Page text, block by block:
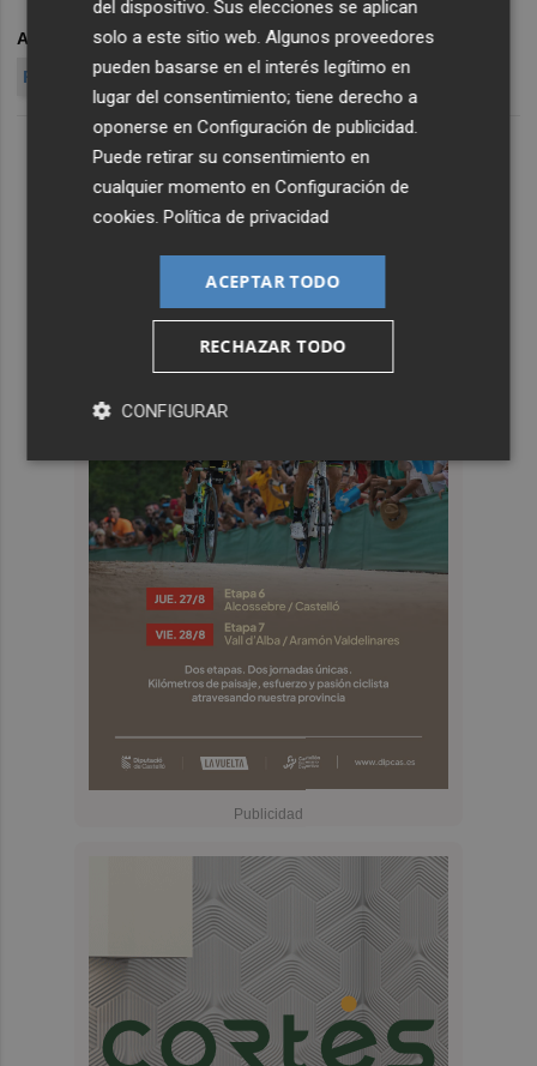
ARCHIVADO EN PSPV-PSOE
CONSORCI DE BOMBERS
PRESSUPOSTOS
del dispositivo. Sus elecciones se aplican
solo a este sitio web. Algunos proveedores
pueden basarse en el interés legítimo en
lugar del consentimiento; tiene derecho a
oponerse enConfiguración de publicidad.
Puede retirar su consentimiento en
cualquier momento enConfiguración de
cookies.Política de privacidad
ACEPTAR TODO
RECHAZAR TODO
CONFIGURAR